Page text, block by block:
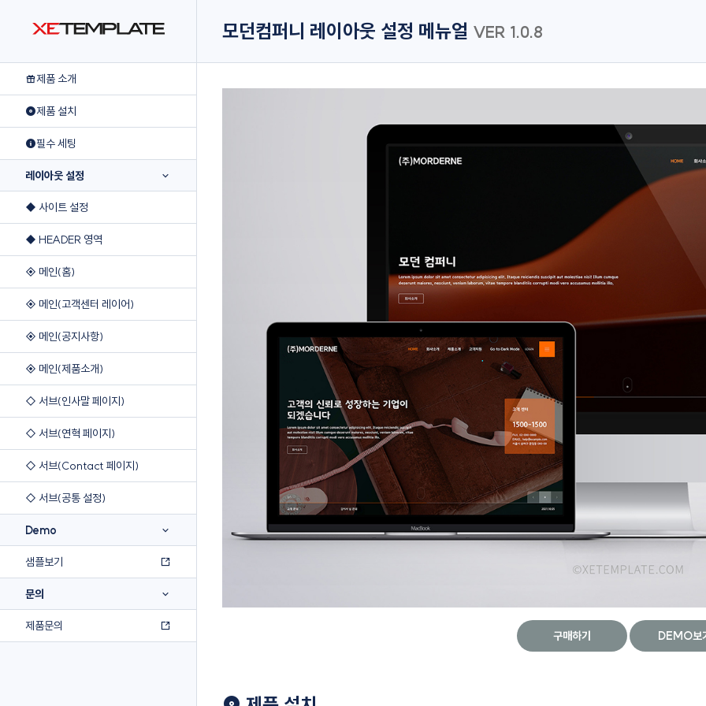
모던컴퍼니 레이아웃 설정 메뉴얼 VER 1.0.8
제품 소개
제품 설치
필수 세팅
레이아웃 설정
◆ 사이트 설정
◆ HEADER 영역
◈ 메인(홈)
◈ 메인(고객센터 레이어)
◈ 메인(공지사항)
◈ 메인(제품소개)
◇ 서브(인사말 페이지)
◇ 서브(연혁 페이지)
◇ 서브(Contact 페이지)
◇ 서브(공통 설정)
Demo
샘플보기
문의
제품문의
구매하기 DEMO보